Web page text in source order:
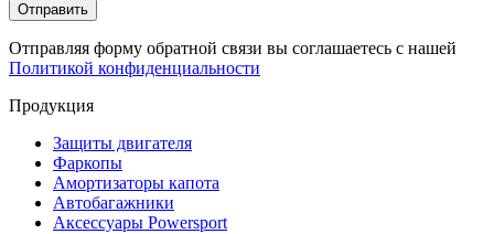
Отправить
Отправляя форму обратной связи вы соглашаетесь с нашей
Политикой конфиденциальности
Продукция
Защиты двигателя
Фаркопы
Амортизаторы капота
Автобагажники
Аксессуары Powersport